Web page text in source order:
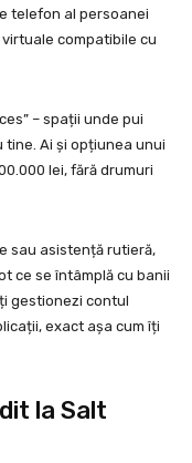
telefon al persoanei
compatibile cu
– spații unde pui
Ai și opțiunea unui
lei, fără drumuri
sau asistență rutieră,
ce se întâmplă cu banii
gestionezi contul
exact așa cum îți
la Salt